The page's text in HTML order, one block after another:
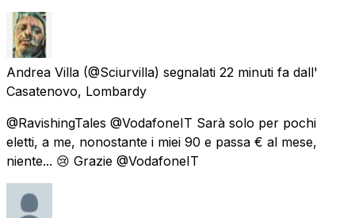
Andrea Villa (@Sciurvilla) segnalati 22 minuti fa dall'
Casatenovo, Lombardy
@RavishingTales @VodafoneIT Sarà solo per pochi
eletti, a me, nonostante i miei 90 e passa € al mese,
niente... 😢 Grazie @VodafoneIT